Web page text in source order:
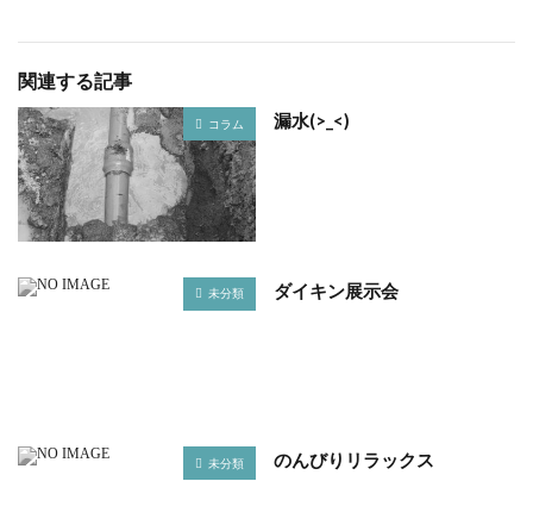
関連する記事
コラム 漏水(>_<)
未分類 ダイキン展示会
未分類 のんびりリラックス